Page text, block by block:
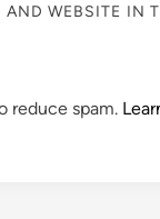
AND WEBSITE IN
reduce spam.